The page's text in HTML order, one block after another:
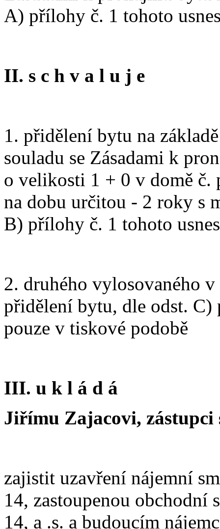
A) přílohy č. 1 tohoto
II. s c h v a l u j e
1. přidělení bytu na
souladu se Zásadami k
o velikosti 1 + 0 v domě č.
na dobu určitou - 2 roky s
B) přílohy č. 1 tohoto
2. druhého vylosovaného
přidělení bytu, dle odst.
pouze v tiskové podobě
III. u k l á d á
Jiřímu Zajacovi, zástupci
zajistit uzavření nájemní
14, zastoupenou obchodní
14, a .s. a budoucím